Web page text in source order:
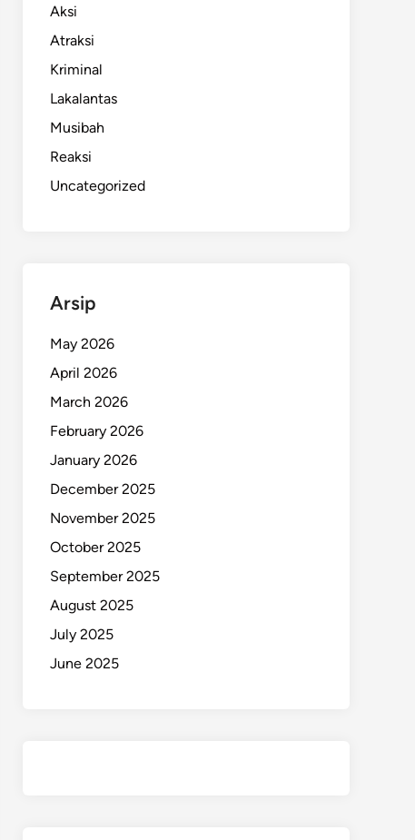
Aksi
Atraksi
Kriminal
Lakalantas
Musibah
Reaksi
Uncategorized
Arsip
May 2026
April 2026
March 2026
February 2026
January 2026
December 2025
November 2025
October 2025
September 2025
August 2025
July 2025
June 2025